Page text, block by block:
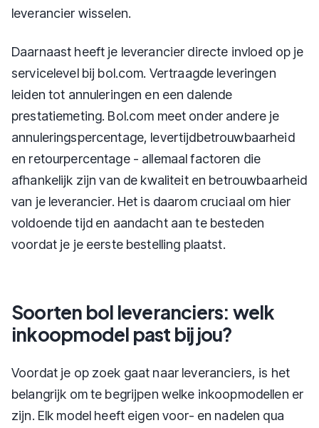
leverancier wisselen.
Daarnaast heeft je leverancier directe invloed op je
servicelevel bij bol.com. Vertraagde leveringen
leiden tot annuleringen en een dalende
prestatiemeting. Bol.com meet onder andere je
annuleringspercentage, levertijdbetrouwbaarheid
en retourpercentage - allemaal factoren die
afhankelijk zijn van de kwaliteit en betrouwbaarheid
van je leverancier. Het is daarom cruciaal om hier
voldoende tijd en aandacht aan te besteden
voordat je je eerste bestelling plaatst.
Soorten bol leveranciers: welk
inkoopmodel past bij jou?
Voordat je op zoek gaat naar leveranciers, is het
belangrijk om te begrijpen welke inkoopmodellen er
zijn. Elk model heeft eigen voor- en nadelen qua